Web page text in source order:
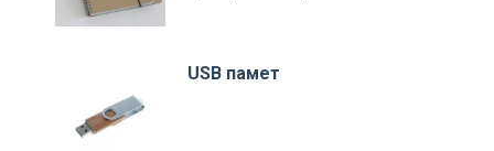
USB памет